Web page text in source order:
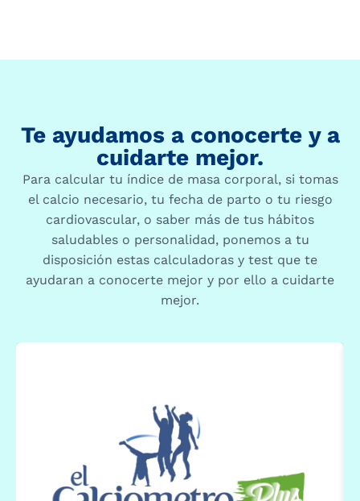
Te ayudamos a conocerte y a
cuidarte mejor.
Para calcular tu índice de masa corporal, si tomas
el calcio necesario, tu fecha de parto o tu riesgo
cardiovascular, o saber más de tus hábitos
saludables o personalidad, ponemos a tu
disposición estas calculadoras y test que te
ayudaran a conocerte mejor y por ello a cuidarte
mejor.